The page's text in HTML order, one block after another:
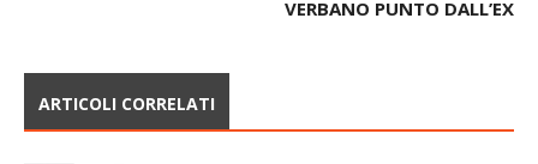
ARTICOLI CORRELATI